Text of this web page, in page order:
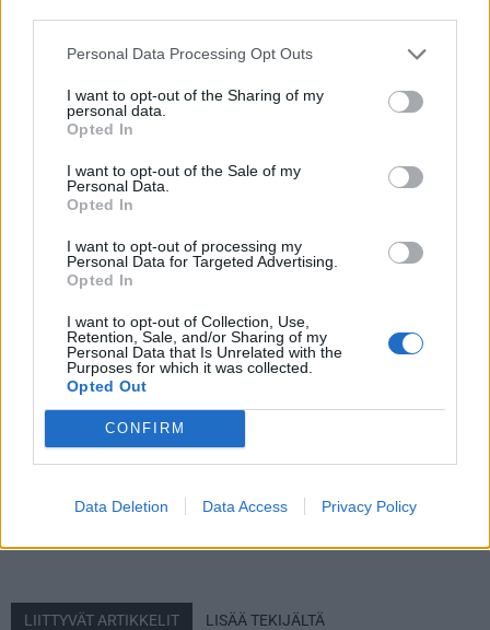
Personal Data Processing Opt Outs
I want to opt-out of the Sharing of my
personal data.
Opted In
I want to opt-out of the Sale of my
Personal Data.
Opted In
I want to opt-out of processing my
Personal Data for Targeted Advertising.
Opted In
I want to opt-out of Collection, Use,
Retention, Sale, and/or Sharing of my
Personal Data that Is Unrelated with the
Purposes for which it was collected.
Opted Out
CONFIRM
Data Deletion Data Access Privacy Policy
2 Rasmus Rissanen – 7 Oliwer Kaski
15 Juha Jääskä – 57 Arttu Hyry – 48 Valtteri Puustinen
50 Juuso Riikola – 18 Vili Saarijärvi
Edellinen artikkeli
– suomalaistuomari Lassi
Heikkinen antoi rankkarin
”Tsekkoslovakialle”
MM-kisoissa – katso taklaus!
LIITTYVÄT ARTIKKELIT LISÄÄ TEKIJÄLTÄ